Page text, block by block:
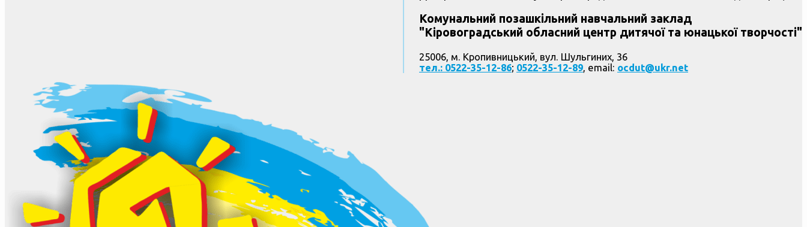
Комунальний позашкільний навчальний заклад
"Кіровоградський обласний центр дитячої та юнацької творчості"
25006, м. Кропивницький, вул. Шульгиних, 36
тел.: 0522-35-12-86; 0522-35-12-89, email: ocdut@ukr.net